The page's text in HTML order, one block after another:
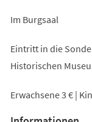
Im Burgsaal
Eintritt in die
Historischen
Erwachsene 3 € |